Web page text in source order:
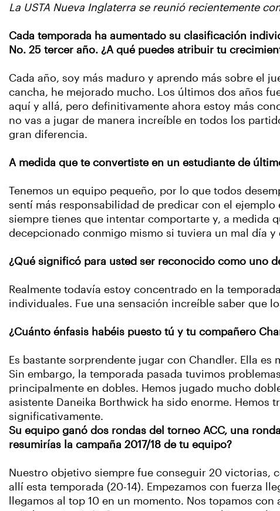
La USTA Nueva Inglaterra se reunió recientemente
Cada temporada ha aumentado su clasificación
No. 25 tercer año. ¿A qué puedes atribuir tu
Cada año, soy más maduro y aprendo más sobre el
cancha, he mejorado mucho. Los últimos dos años
aquí y allá, pero definitivamente ahora estoy más
no vas a jugar de manera increíble en todos los
gran diferencia.
A medida que te convertiste en un estudiante de
Tenemos un equipo pequeño, por lo que todos
sentí más responsabilidad de predicar con el
siempre tienes que intentar comportarte y, a medida
decepcionado conmigo mismo si tuviera un mal día
¿Qué significó para usted ser reconocido como uno
Realmente todavía estoy concentrado en la
individuales. Fue una sensación increíble saber que
¿Cuánto énfasis habéis puesto tú y tu compañero
Es bastante sorprendente jugar con Chandler. Ella
Sin embargo, la temporada pasada tuvimos
principalmente en dobles. Hemos jugado mucho
asistente Daneika Borthwick ha sido enorme.
significativamente.
Su equipo ganó dos rondas del torneo ACC, una
resumirías la campaña 2017/18 de tu equipo?
Nuestro objetivo siempre fue conseguir 20 victorias,
allí esta temporada (20-14). Empezamos con fuerza
llegamos al top 10 en un momento. Nos topamos